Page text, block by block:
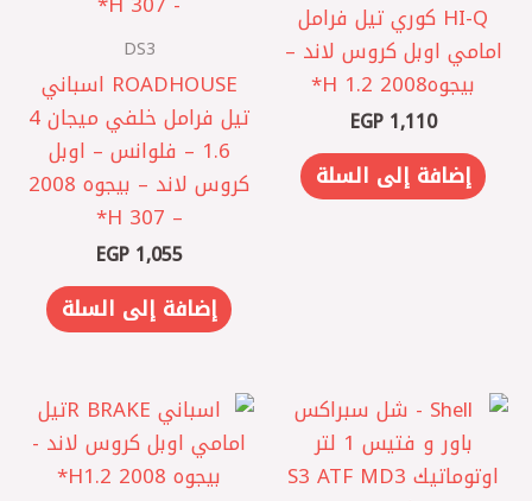
HI-Q كوري تيل فرامل
امامي اوبل كروس لاند –
بيجوه2008 1.2 H*
EGP1,110
إضافة إلى السلة
DS3
ROADHOUSE اسباني
تيل فرامل خلفي ميجان 4
1.6 – فلوانس – اوبل
كروس لاند – بيجوه 2008
– 307 H*
EGP1,055
إضافة إلى السلة